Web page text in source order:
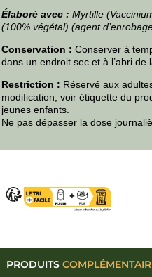
Élaboré avec : Myrtille
(100% végétal) (agent
Conservation : Conserver à
dans un endroit sec et à l’abri de
Restriction : Réservé aux
modification, voir étiquette du
jeunes enfants.
Ne pas dépasser la dose
PRODUITS